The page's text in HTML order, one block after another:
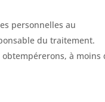
personnelles au
du traitement.
à moins